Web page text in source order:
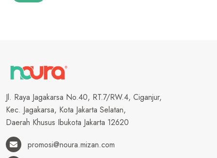
Jl. Raya Jagakarsa No.40, RT.7/RW.4, Ciganjur,
Kec. Jagakarsa, Kota Jakarta Selatan,
Daerah Khusus Ibukota Jakarta 12620
promosi@noura.mizan.com